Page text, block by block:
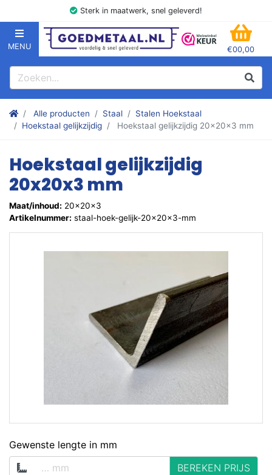
Sterk in maatwerk, snel geleverd!
MENU
GOEDMETAAL.NL
€00,00
Zoeken
Zoek
Stalen kokers, hoekstaal, Balk, Buizen Plat, Strippen, Plaat en
Alle producten Staal
Stalen Hoekstaal
Hoekstaal gelijkzijdig
Hoekstaal gelijkzijdig 20x20x3 mm
Hoekstaal gelijkzijdig
20x20x3 mm
Maat/inhoud: 20x20x3
Artikelnummer: staal-hoek-gelijk-20x20x3-mm
Gewenste lengte in mm
BEREKEN PRIJS